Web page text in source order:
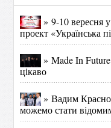
» 9-10 вересня
проект «Українська
» Made In
цікаво
» Вадим
можемо стати